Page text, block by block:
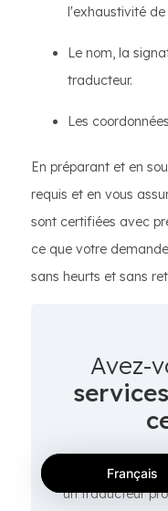
l'exhaustivité
Le nom, la
traducteur.
Les
En préparant et en
requis et en vous
sont certifiées avec
ce que votre
sans heurts et sans
Avez-
Faites traduire
un traducteur
Français